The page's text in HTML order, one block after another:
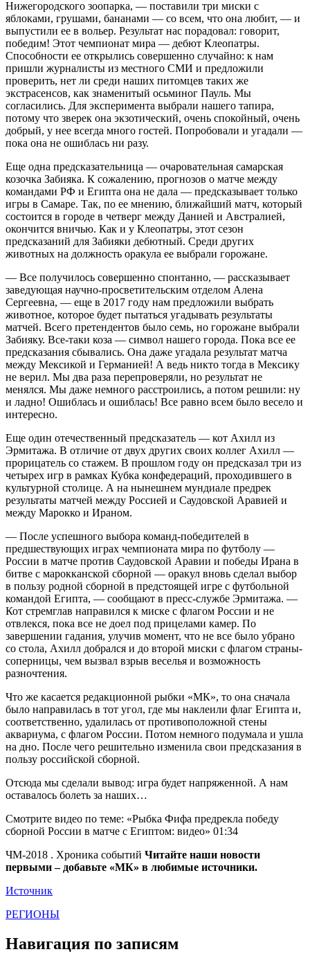
Нижегородского зоопарка, — поставили три миски с
яблоками, грушами, бананами — со всем, что она любит, — и
выпустили ее в вольер. Результат нас порадовал: говорит,
победим! Этот чемпионат мира — дебют Клеопатры.
Способности ее открылись совершенно случайно: к нам
пришли журналисты из местного СМИ и предложили
проверить, нет ли среди наших питомцев таких же
экстрасенсов, как знаменитый осьминог Пауль. Мы
согласились. Для эксперимента выбрали нашего тапира,
потому что зверек она экзотический, очень спокойный, очень
добрый, у нее всегда много гостей. Попробовали и угадали —
пока она не ошиблась ни разу.
Еще одна предсказательница — очаровательная самарская
козочка Забияка. К сожалению, прогнозов о матче между
командами РФ и Египта она не дала — предсказывает только
игры в Самаре. Так, по ее мнению, ближайший матч, который
состоится в городе в четверг между Данией и Австралией,
окончится вничью. Как и у Клеопатры, этот сезон
предсказаний для Забияки дебютный. Среди других
животных на должность оракула ее выбрали горожане.
— Все получилось совершенно спонтанно, — рассказывает
заведующая научно-просветительским отделом Алена
Сергеевна, — еще в 2017 году нам предложили выбрать
животное, которое будет пытаться угадывать результаты
матчей. Всего претендентов было семь, но горожане выбрали
Забияку. Все-таки коза — символ нашего города. Пока все ее
предсказания сбывались. Она даже угадала результат матча
между Мексикой и Германией! А ведь никто тогда в Мексику
не верил. Мы два раза перепроверяли, но результат не
менялся. Мы даже немного расстроились, а потом решили: ну
и ладно! Ошиблась и ошиблась! Все равно всем было весело и
интересно.
Еще один отечественный предсказатель — кот Ахилл из
Эрмитажа. В отличие от двух других своих коллег Ахилл —
прорицатель со стажем. В прошлом году он предсказал три из
четырех игр в рамках Кубка конфедераций, проходившего в
культурной столице. А на нынешнем мундиале предрек
результаты матчей между Россией и Саудовской Аравией и
между Марокко и Ираном.
— После успешного выбора команд-победителей в
предшествующих играх чемпионата мира по футболу —
России в матче против Саудовской Аравии и победы Ирана в
битве с марокканской сборной — оракул вновь сделал выбор
в пользу родной сборной в предстоящей игре с футбольной
командой Египта, — сообщают в пресс-службе Эрмитажа. —
Кот стремглав направился к миске с флагом России и не
отвлекся, пока все не доел под прицелами камер. По
завершении гадания, улучив момент, что не все было убрано
со стола, Ахилл добрался и до второй миски с флагом страны-
соперницы, чем вызвал взрыв веселья и возможность
разночтения.
Что же касается редакционной рыбки «МК», то она сначала
было направилась в тот угол, где мы наклеили флаг Египта и,
соответственно, удалилась от противоположной стены
аквариума, с флагом России. Потом немного подумала и ушла
на дно. После чего решительно изменила свои предсказания в
пользу российской сборной.
Отсюда мы сделали вывод: игра будет напряженной. А нам
оставалось болеть за наших…
Смотрите видео по теме: «Рыбка Фифа предрекла победу
сборной России в матче с Египтом: видео» 01:34
ЧМ-2018 . Хроника событий Читайте наши новости
первыми – добавьте «МК» в любимые источники.
Источник
РЕГИОНЫ
Навигация по записям